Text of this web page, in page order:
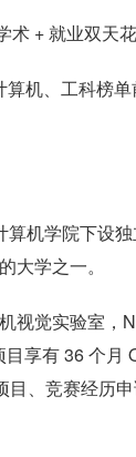
术 + 就业双天
机、工科榜
机学院下设
大学之一。
视觉实验室
享有 36 个
、竞赛经历